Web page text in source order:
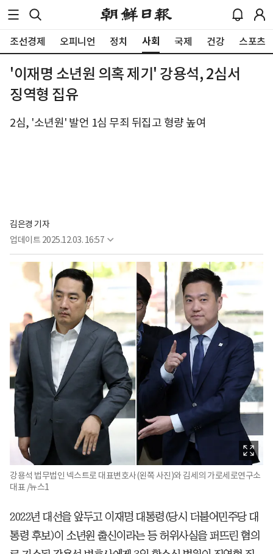
조선경제 오피니언 정치 사회 국제 건강 스포츠
'이재명 소년원 의혹 제기' 강용석, 2심서
징역형 집유
2심, '소년원' 발언 1심 무죄 뒤집고 형량 높여
김은경 기자
업데이트 2025.12.03. 16:57
강용석 법무법인 넥스트로 대표변호사(왼쪽 사진)와 김세의 가로세로연구소
대표 /뉴스1
2022년 대선을 앞두고 이재명 대통령(당시 더불어민주당 대
통령 후보)이 소년원 출신이라는 등 허위사실을 퍼뜨린 혐의